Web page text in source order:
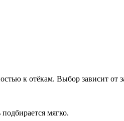
к отёкам. Выбор зависит от
мягко.